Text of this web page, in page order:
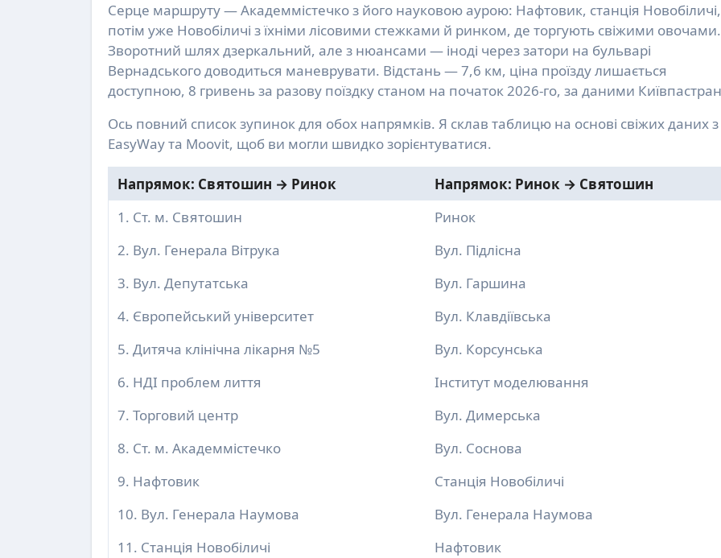
Серце маршруту — Академмістечко з його науковою аурою: Нафтовик, станція
потім уже Новобіличі з їхніми лісовими стежками й ринком, де торгують свіжими овочами.
Зворотний шлях дзеркальний, але з нюансами — іноді через затори на бульварі
Вернадського доводиться маневрувати. Відстань — 7,6 км, ціна проїзду лишається
доступною, 8 гривень за разову поїздку станом на початок 2026-го, за даними
Ось повний список зупинок для обох напрямків. Я склав таблицю на основі свіжих даних з
EasyWay та Moovit, щоб ви могли швидко зорієнтуватися.
Напрямок: Святошин → Ринок
Напрямок: Ринок → Святошин
1. Ст. м. Святошин
Ринок
2. Вул. Генерала Вітрука
Вул. Підлісна
3. Вул. Депутатська
Вул. Гаршина
4. Європейський університет
Вул. Клавдіївська
5. Дитяча клінічна лікарня №5
Вул. Корсунська
6. НДІ проблем лиття
Інститут моделювання
7. Торговий центр
Вул. Димерська
8. Ст. м. Академмістечко
Вул. Соснова
9. Нафтовик
Станція Новобіличі
10. Вул. Генерала Наумова
Вул. Генерала Наумова
11. Станція Новобіличі
Нафтовик